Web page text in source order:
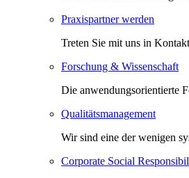
Praxispartner werden
Treten Sie mit uns in
Forschung & Wissenschaft
Die anwendungsorientierte
Qualitätsmanagement
Wir sind eine der wenigen
Corporate Social